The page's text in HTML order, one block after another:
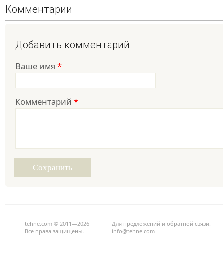
Комментарии
Добавить комментарий
Ваше имя *
Комментарий *
tehne.com © 2011—2026
Все права защищены.
Для предложений и обратной связи:
info@tehne.com